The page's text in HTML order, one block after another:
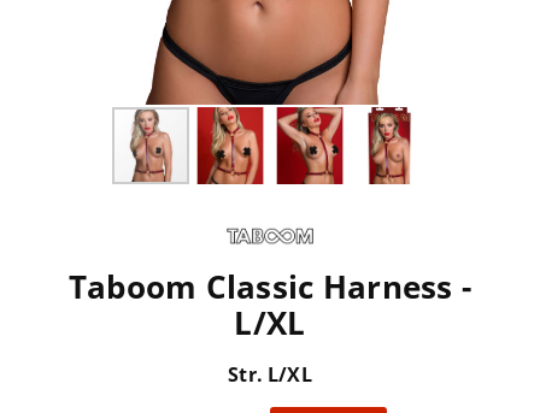
Taboom Classic Harness -
L/XL
Str. L/XL